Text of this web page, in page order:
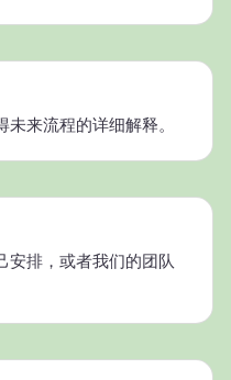
来流程的详细解释。
安排，或者我们的团队